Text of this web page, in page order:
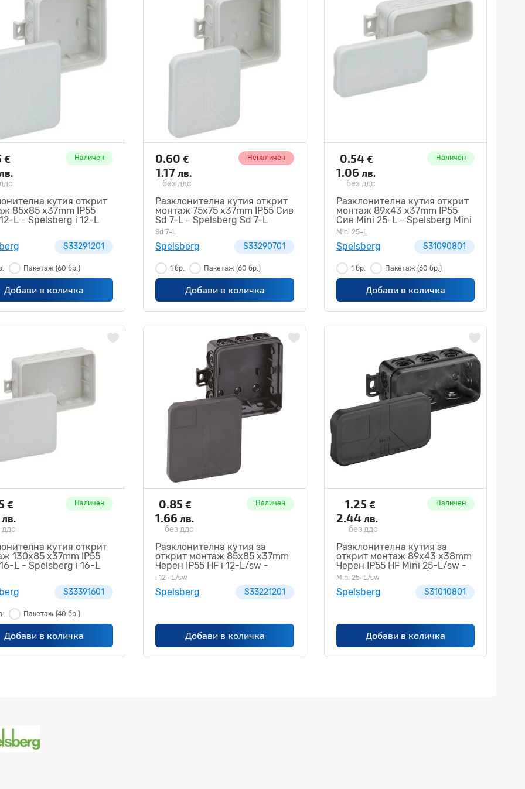
€
лв.
Наличен
кутия открит
85x85 x37mm IP55
L - Spelsberg i 12-L
S33291201
Пакетаж (60 бр.)
Добави в количка
0.60€
1.17 лв.
без ддс
Неналичен
Разклонителна кутия открит
монтаж 75x75 x37mm IP55 Сив
Sd 7-L - Spelsberg Sd 7-L
S33290701
Sd 7-L
Spelsberg S33290701
1 бр. Пакетаж(60 бр.)
Добави в количка
0.54 €
1.06 лв.
без ддс
Наличен
Разклонителна кутия открит
монтаж 89x43 x37mm IP55
Сив Mini 25-L - Spelsberg Mini
25-L S31090801
Mini 25-L
Spelsberg S31090801
1 бр. Пакетаж (60 бр.)
Добави в количка
€
лв.
ддс
Наличен
кутия открит
130x85 x37mm IP55
L - Spelsberg i 16-L
S33391601
Пакетаж (40 бр.)
Добави в количка
0.85€
1.66лв.
без ддс
Наличен
Разклонителна кутия за
открит монтаж 85x85 x37mm
Черен IP55 HF i 12-L/sw -
Spelsberg i 12 -L/sw
S33221201
i 12 -L/sw
Spelsberg S33221201
Добави в количка
1.25 €
2.44 лв.
без ддс
Наличен
Разклонителна кутия за
открит монтаж 89x43 x38mm
Черен IP55 HF Mini 25-L/sw -
Spelsberg Mini 25-L/sw
S31010801
Mini 25-L/sw
Spelsberg S31010801
Добави в количка